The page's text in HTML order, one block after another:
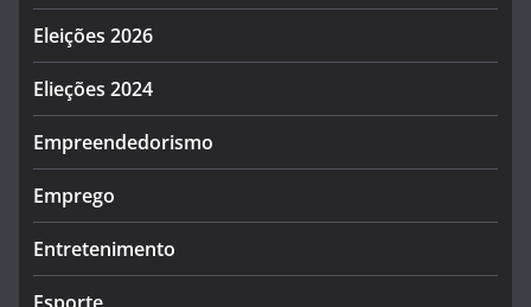
Eleições 2026
Elieções 2024
Empreendedorismo
Emprego
Entretenimento